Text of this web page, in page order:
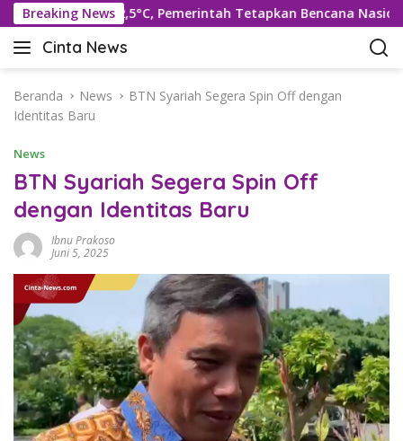
a
Breaking News
Rekor 42,5°C, Pemerintah Tetapkan Bencana Nasional
Cinta News
C
n
t
N
e
w
s
K
a
b
a
r
T
e
r
k
i
Beranda News
BTN Syariah Segera Spin Off dengan
Identitas Baru
News
BTN Syariah Segera Spin Off
dengan Identitas Baru
Ibnu Prakoso
Juni 5, 2025